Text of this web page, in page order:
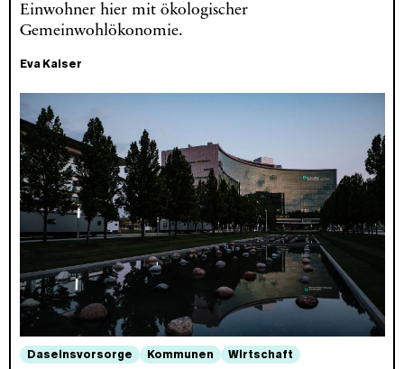
Einwohner hier mit ökologischer
Gemeinwohlökonomie.
Eva Kaiser
Daseinsvorsorge Kommunen Wirtschaft